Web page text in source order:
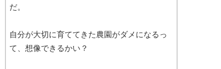
だ。
自分が大切に育ててきた農園がダメになるっ
て、想像できるかい？